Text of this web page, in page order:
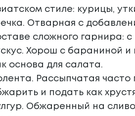
стиле: курицы,
Отварная с
сложного гарнира:
Хорош с бараниной
основа для салата.
Рассыпчатая
и подать как
Обжаренный на